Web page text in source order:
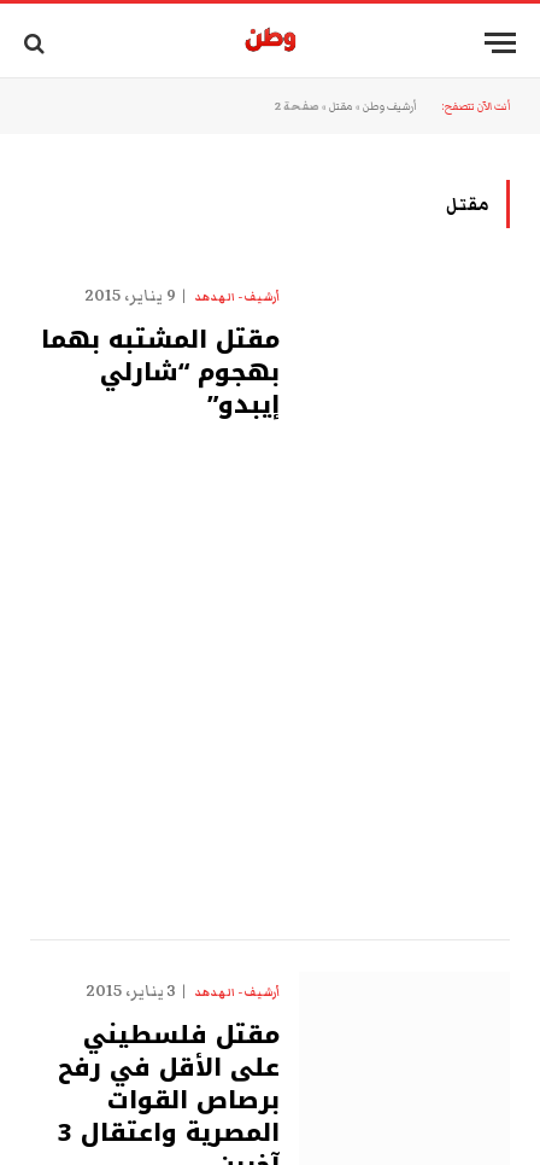
أنت الآن تتصفح: أرشيف وطن » مقتل » صفحة 2
مقتل
أرشيف - الهدهد 9 يناير، 2015
مقتل المشتبه بهما
بهجوم “شارلي
إيبدو”
أرشيف - الهدهد 3 يناير، 2015
مقتل فلسطيني
على الأقل في رفح
برصاص القوات
المصرية واعتقال 3